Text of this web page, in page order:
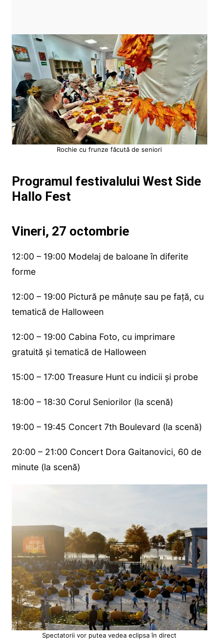
Rochie cu frunze făcută de seniori
Programul festivalului West Side
Hallo Fest
Vineri, 27 octombrie
12:00 – 19:00 Modelaj de baloane în diferite
forme
12:00 – 19:00 Pictură pe mânuțe sau pe față, cu
tematică de Halloween
12:00 – 19:00 Cabina Foto, cu imprimare
gratuită și tematică de Halloween
15:00 – 17:00 Treasure Hunt cu indicii și probe
18:00 – 18:30 Corul Seniorilor (la scenă)
19:00 – 19:45 Concert 7th Boulevard (la scenă)
20:00 – 21:00 Concert Dora Gaitanovici, 60 de
minute (la scenă)
Spectatorii vor putea vedea eclipsa în direct